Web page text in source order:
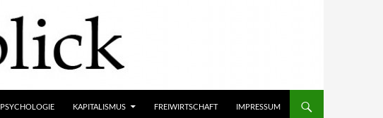
PSYCHOLOGIE KAPITALISMUS FREIWIRTSCHAFT IMPRESSUM